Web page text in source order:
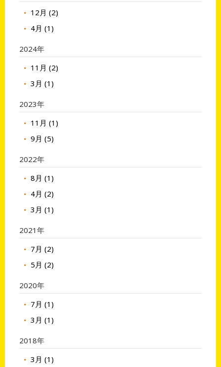
12月 (2)
4月 (1)
2024年
11月 (2)
3月 (1)
2023年
11月 (1)
9月 (5)
2022年
8月 (1)
4月 (2)
3月 (1)
2021年
7月 (2)
5月 (2)
2020年
7月 (1)
3月 (1)
2018年
3月 (1)